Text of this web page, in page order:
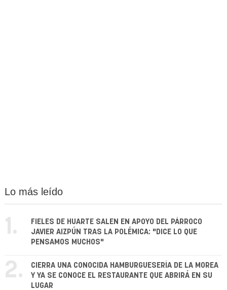
Lo más leído
1.
FIELES DE HUARTE SALEN EN APOYO DEL PÁRROCO
JAVIER AIZPÚN TRAS LA POLÉMICA: "DICE LO QUE
PENSAMOS MUCHOS"
2.
CIERRA UNA CONOCIDA HAMBURGUESERÍA DE LA MOREA
Y YA SE CONOCE EL RESTAURANTE QUE ABRIRÁ EN SU
LUGAR